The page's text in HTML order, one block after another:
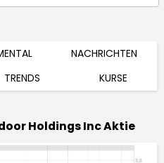
NACHRICHTEN
TRENDS KURSE
Holdings Inc Aktie